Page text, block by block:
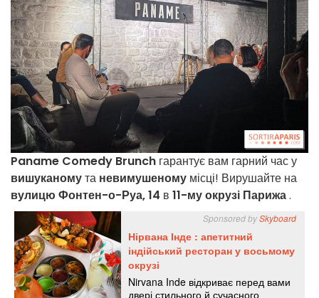
Paname Comedy Brunch гарантує вам гарний час у
вишуканомута невимушеному місці! Вирушайте на
вулицю Фонтен-о-Руа, 14 в 11-му окрузі Парижа.